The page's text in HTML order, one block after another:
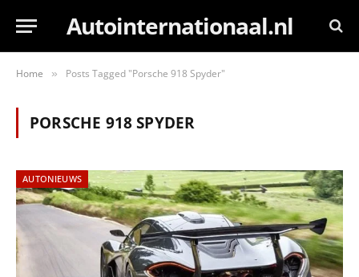
Autointernationaal.nl
Home » Posts Tagged "Porsche 918 Spyder"
PORSCHE 918 SPYDER
AUTONIEUWS